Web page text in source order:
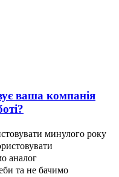
ваша компанія
минулого року
аналог
та не бачимо